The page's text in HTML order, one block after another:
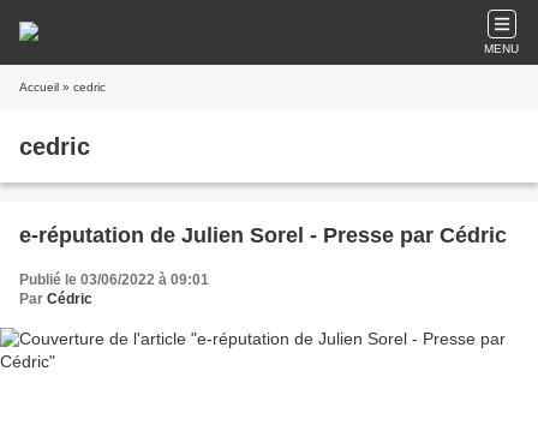
MENU
Accueil » cedric
cedric
e-réputation de Julien Sorel - Presse par Cédric
Publié le 03/06/2022 à 09:01
Par Cédric